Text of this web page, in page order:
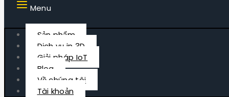
Menu
Sản phẩm
Dịch vụ in 3D
Giải pháp IoT
Blog
Về chúng tôi
Tài khoản